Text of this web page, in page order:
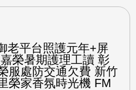
老平台照護元年+屏
榮暑期護理工讀 彰
服處防交通欠費 新竹
榮家香氛時光機 FM